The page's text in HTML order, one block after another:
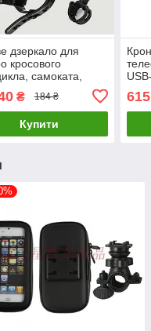
дзеркало для
кросового
самоката,
квадроцикла
овал
₴ 184 ₴
Купити